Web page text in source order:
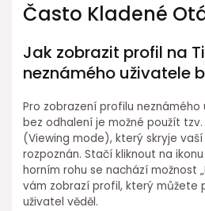
Často Kladené
Jak zobrazit profil na
neznámého uživatele
Pro zobrazení profilu neznámého
bez odhalení je možné použít tzv.
(Viewing mode), který skryje
rozpoznán. Stačí kliknout na
horním rohu se nachází možnost
vám zobrazí profil, který můžete
uživatel věděl.